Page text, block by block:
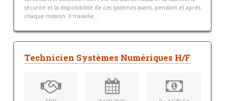
sécurité et la disponibilité de ces systèmes avant, pendant et après
chaque mission. Il travaille...
Technicien Systèmes Numériques H/F